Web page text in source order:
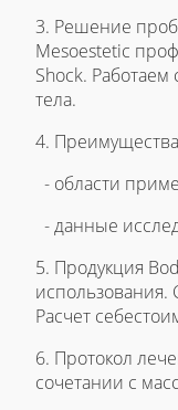
3. Решение
Mesoestetic
Shock.
тела.
4.
- области
- данные
5. Продукция
использования.
Расчет
6. Протокол
сочетании с